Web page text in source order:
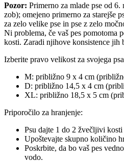
Pozor: Primerno za mlade pse od 6.
zob); omejeno primerno za starejše
za zelo velike pse in pse z zelo
Ni problema, če vaš pes pomotoma
kosti. Zaradi njihove konsistence jih
Izberite pravo velikost za svojega
M: približno 9 x 4 cm
D: približno 14,5 x 4 cm
XL: približno 18,5 x 5 cm
Priporočilo za hranjenje:
Psu dajte 1 do 2 žvečljivi kosti
Upoštevajte skupno količino
Poskrbite, da bo vaš pes
vodo.